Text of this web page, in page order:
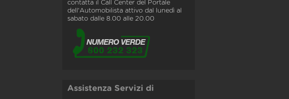
contatta il Call Center del Portale
dell'Automobilista attivo dal lunedì al
sabato dalle 8.00 alle 20.00
Assistenza Servizi di